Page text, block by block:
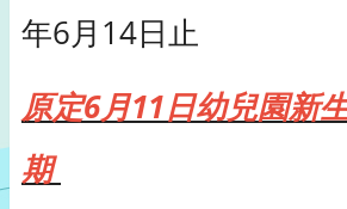
年6月14日止
原定6月11日幼兒園新
期